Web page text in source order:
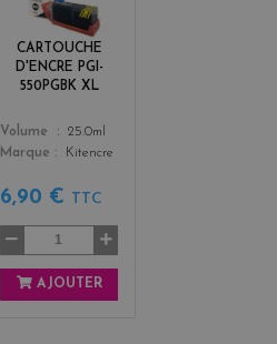
CARTOUCHE
D'ENCRE PGI-
550PGBK XL
Color
c
k
Volume
25.0ml
Marque
Kitencre
6,90 € TTC
AJOUTER